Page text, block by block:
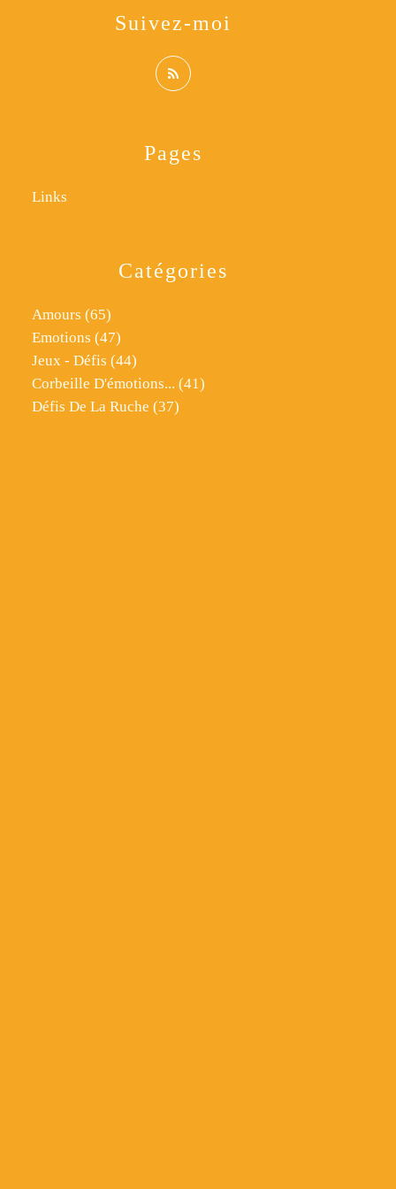
Catégories
Amours (65)
Emotions (47)
Jeux - Défis (44)
Corbeille D'émotions... (41)
Défis De La Ruche (37)
Pages
Links
Suivez-moi